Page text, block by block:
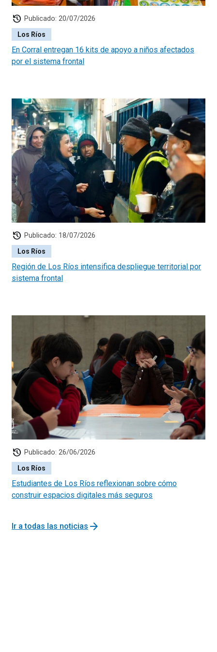
history Publicado: 20/07/2026
Los Ríos
En Corral entregan 16 kits de apoyo a niños afectados
por el sistema frontal
history Publicado: 18/07/2026
Los Ríos
Región de Los Ríos intensifica despliegue territorial por
sistema frontal
history Publicado: 26/06/2026
Los Ríos
Estudiantes de Los Ríos reflexionan sobre cómo
construir espacios digitales más seguros
Ir a todas las noticias arrow_forward